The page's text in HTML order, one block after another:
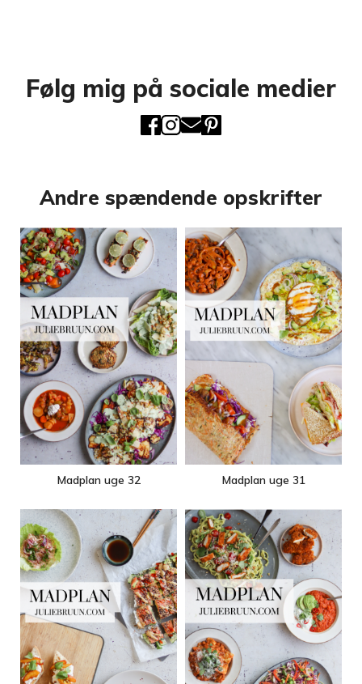
Følg mig på sociale medier
Andre spændende opskrifter
Madplan uge 32 Madplan uge 31